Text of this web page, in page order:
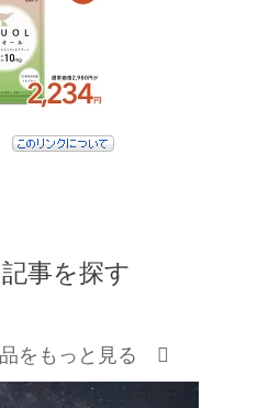
事を探す
をもっと見る